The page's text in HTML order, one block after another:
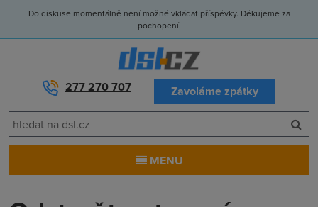
Do diskuse momentálně není možné vkládat příspěvky. Děkujeme za
pochopení.
277 270 707 Zavoláme zpátky
MENU